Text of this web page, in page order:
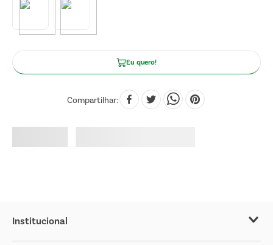
Eu quero!
Compartilhar
Institucional
Sobre o Covabra